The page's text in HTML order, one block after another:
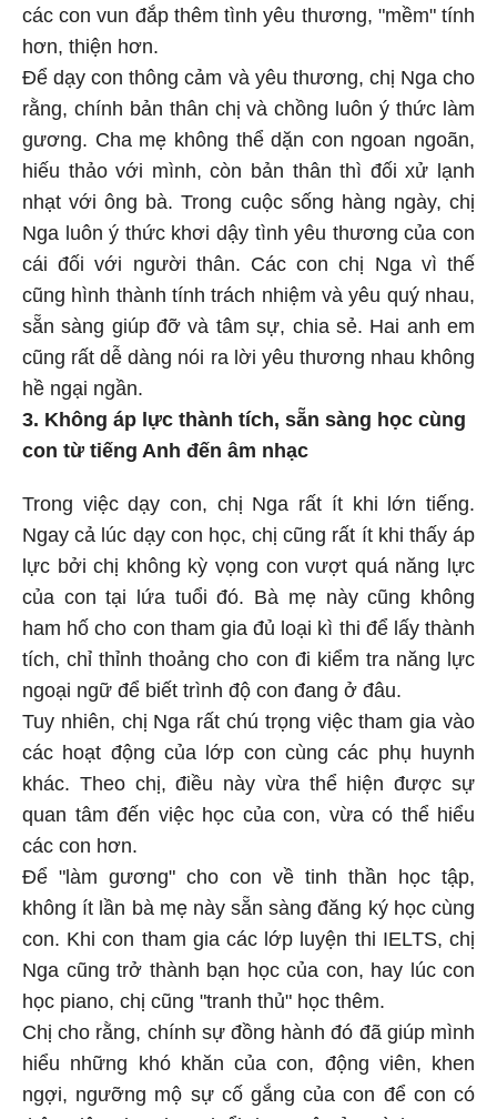
các con vun đắp thêm tình yêu thương, "mềm" tính
hơn, thiện hơn.
Để dạy con thông cảm và yêu thương, chị Nga cho
rằng, chính bản thân chị và chồng luôn ý thức làm
gương. Cha mẹ không thể dặn con ngoan ngoãn,
hiếu thảo với mình, còn bản thân thì đối xử lạnh
nhạt với ông bà. Trong cuộc sống hàng ngày, chị
Nga luôn ý thức khơi dậy tình yêu thương của con
cái đối với người thân. Các con chị Nga vì thế
cũng hình thành tính trách nhiệm và yêu quý nhau,
sẵn sàng giúp đỡ và tâm sự, chia sẻ. Hai anh em
cũng rất dễ dàng nói ra lời yêu thương nhau không
hề ngại ngần.
3. Không áp lực thành tích, sẵn sàng học cùng
con từ tiếng Anh đến âm nhạc
Trong việc dạy con, chị Nga rất ít khi lớn tiếng.
Ngay cả lúc dạy con học, chị cũng rất ít khi thấy áp
lực bởi chị không kỳ vọng con vượt quá năng lực
của con tại lứa tuổi đó. Bà mẹ này cũng không
ham hố cho con tham gia đủ loại kì thi để lấy thành
tích, chỉ thỉnh thoảng cho con đi kiểm tra năng lực
ngoại ngữ để biết trình độ con đang ở đâu.
Tuy nhiên, chị Nga rất chú trọng việc tham gia vào
các hoạt động của lớp con cùng các phụ huynh
khác. Theo chị, điều này vừa thể hiện được sự
quan tâm đến việc học của con, vừa có thể hiểu
các con hơn.
Để "làm gương" cho con về tinh thần học tập,
không ít lần bà mẹ này sẵn sàng đăng ký học cùng
con. Khi con tham gia các lớp luyện thi IELTS, chị
Nga cũng trở thành bạn học của con, hay lúc con
học piano, chị cũng "tranh thủ" học thêm.
Chị cho rằng, chính sự đồng hành đó đã giúp mình
hiểu những khó khăn của con, động viên, khen
ngợi, ngưỡng mộ sự cố gắng của con để con có